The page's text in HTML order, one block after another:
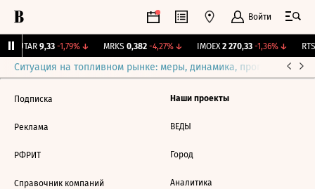
Войти
UTAR 9,33 -1,79%↓ MRKS 0,382 -4,27%↓ IMOEX 2 270,33 -1,36%↓ RTSI
Ситуация на топливном рынке: меры, динамика, прогнозы
Подписка
Реклама
РФРИТ
Справочник компаний
Наши проекты
ВЕДЫ
Город
Аналитика